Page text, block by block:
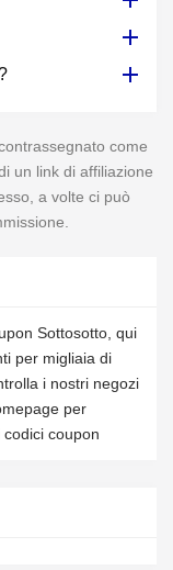
come
un link di affiliazione
a volte ci può
Sottosotto, qui
per migliaia di
i nostri negozi
per
coupon